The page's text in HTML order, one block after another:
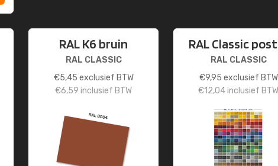
RAL K6 bruin
RAL CLASSIC
€5,45 exclusief BTW
€6,59 inclusief BTW
RAL Classic
RAL CLASSIC
€9,95 exclusief BTW
€12,04inclusief BTW